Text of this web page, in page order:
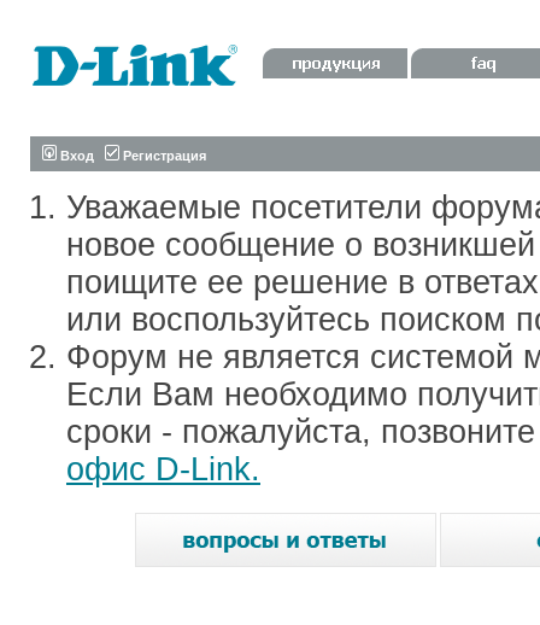
Вход Регистрация
Уважаемые посетители
новое сообщение о
поищите ее решение в
или воспользуйтесь поиском
Форум не является системой
Если Вам необходимо
сроки - пожалуйста,
офис D-Link.